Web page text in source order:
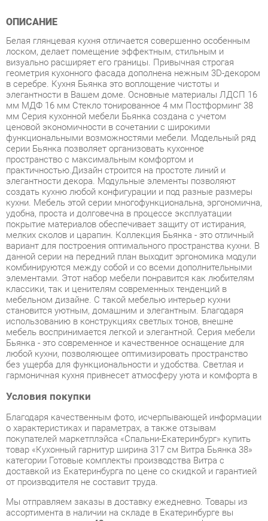
лоском, делает помещение эффектным, стильным и
визуально расширяет его границы. Привычная строгая
геометрия кухонного фасада дополнена нежным 3D-декором
в серебре. Кухня Бьянка это воплощение чистоты и
элегантности в Вашем доме. Основные материалы ЛДСП 16
мм МДФ 16 мм Стекло тонированное 4 мм Постформинг 38
мм Серия кухонной мебели Бьянка создана с учетом
ценовой экономичности в сочетании с широкими
функциональными возможностями мебели. Модельный ряд
серии Бьянка позволяет организовать кухонное
пространство с максимальным комфортом и
практичностью.Дизайн строится на простоте линий и
элегантности декора. Модульные элементы позволяют
создать кухню любой конфигурации и под разные размеры
кухни. Мебель этой серии многофункциональна, эргономична,
удобна, проста и долговечна в процессе эксплуатации
покрытие материалов обеспечивает защиту от истирания,
мелких сколов и царапин. Коллекция Бьянка - это отличный
вариант для построения оптимального пространства кухни. В
данной серии на передний план выходит эргономика модули
комбинируются между собой и со всеми дополнительными
элементами. Этот набор мебели понравится как любителям
классики, так и ценителям современных тенденций в
мебельном дизайне. С такой мебелью интерьер кухни
становится уютным, домашним и элегантным. Благодаря
использованию в конструкциях светлых тонов, внешне
мебель воспринимается легкой и элегантной. Серия мебели
Бьянка - это современное и качественное оснащение для
любой кухни, позволяющее оптимизировать пространство
без ущерба для функциональности и удобства. Светлая и
гармоничная кухня привнесет атмосферу уюта и комфорта в
Условия покупки
Благодаря качественным фото, исчерпывающей информации
о характеристиках и параметрах, а также отзывам
товар «Кухонный гарнитур ширина 317 см Витра Бьянка 38»
доставкой из Екатеринбурга по цене со скидкой и гарантией
от производителя не составит труда.
Мы отправляем заказы в доставку ежедневно. Товары из
ассортимента в наличии на складе в Екатеринбурге вы
получите не позднее48-ми часов с момента оформления
заказа. Дополнительно вы можете заказать подъём на этаж
и сборку мебельных изделий.
Срок доставки в другие регионы, и для товаров, находящихся